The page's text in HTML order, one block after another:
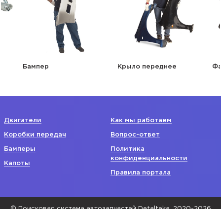
Бампер Крыло переднее
Двигатели
Коробки передач
Бамперы
Капоты
Как мы работаем
Вопрос-ответ
Политика
конфиденциальности
Правила портала